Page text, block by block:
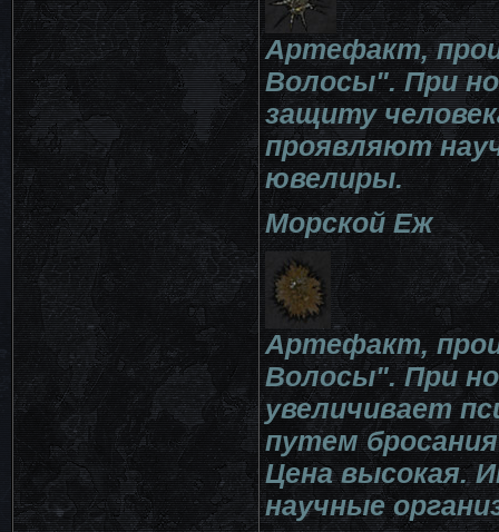
Артефакт,
Волосы". При
защиту
проявляют
ювелиры.
Морской Еж
Артефакт,
Волосы". При
увеличивает
путем
Цена высокая.
научные